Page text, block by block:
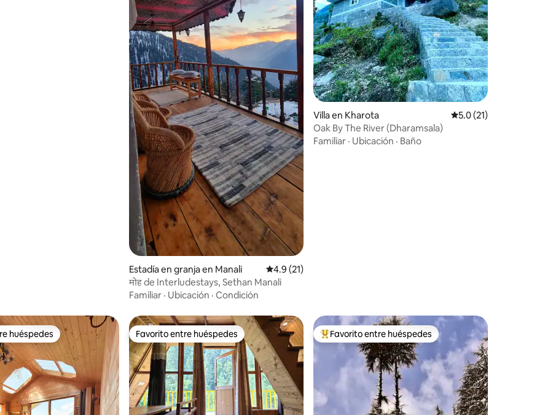
5, 67 reseñas
Estadía en granja en Manali Calificación promedio: 4.9 de 5, 21 reseñas
4.9 (21)
मोह de Interludestays, Sethan Manali
Familiar · Ubicación · Condición
Villa en Kharota Calificación
5.0 (21)
Oak By The River (Dharamsala)
Familiar · Ubicación · Baño
huéspedes
huéspedes Favorito entre huéspedes
Favorito entre huéspedes Favorito entre huéspedes preferido
Favorito entre huéspedes